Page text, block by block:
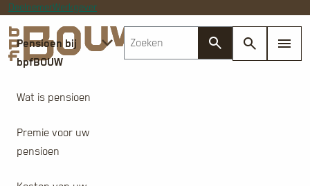
DeelnemerWerkgever
Pensioen bij
bpfBOUW
Wat is pensioen
Premie voor uw
pensioen